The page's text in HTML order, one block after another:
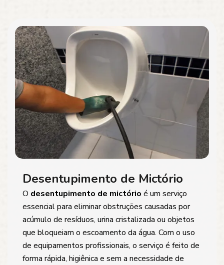
Desentupimento de Mictório
O desentupimento de mictório é um serviço
essencial para eliminar obstruções causadas por
acúmulo de resíduos, urina cristalizada ou objetos
que bloqueiam o escoamento da água. Com o uso
de equipamentos profissionais, o serviço é feito de
forma rápida, higiênica e sem a necessidade de